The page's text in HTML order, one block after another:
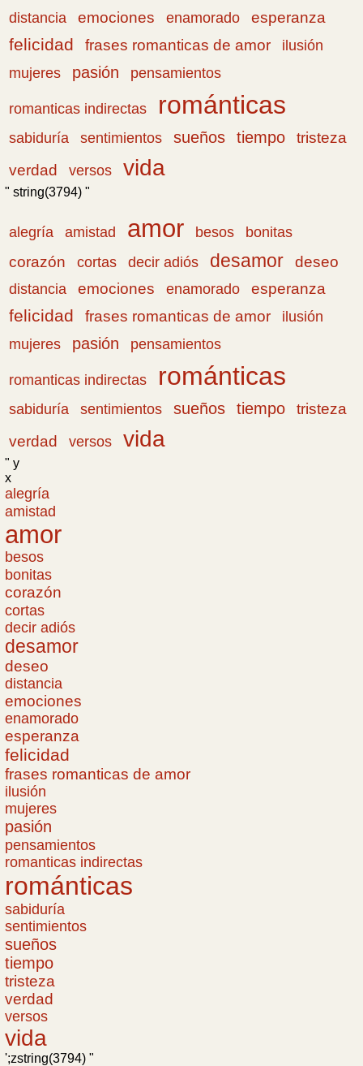
distancia emociones enamorado esperanza
felicidad frases romanticas de amor
ilusión
mujeres
pasión pensamientos
romanticas indirectas románticas
sabiduría sentimientos sueños tiempo
tristeza
verdad
versos vida
" string(3794) "
alegría amistad amor besos
bonitas
corazón
cortas decir adiós desamor deseo
distancia emociones enamorado esperanza
felicidad frases romanticas de amor
ilusión
mujeres
pasión pensamientos
romanticas indirectas románticas
sabiduría sentimientos sueños tiempo
tristeza
verdad
versos vida
" y
x
alegría
amistad
amor
besos
bonitas
corazón
cortas
decir adiós
desamor
deseo
distancia
emociones
enamorado
esperanza
felicidad
frases romanticas de amor
ilusión
mujeres
pasión
pensamientos
romanticas indirectas
románticas
sabiduría
sentimientos
sueños
tiempo
tristeza
verdad
versos
vida
';zstring(3794) "